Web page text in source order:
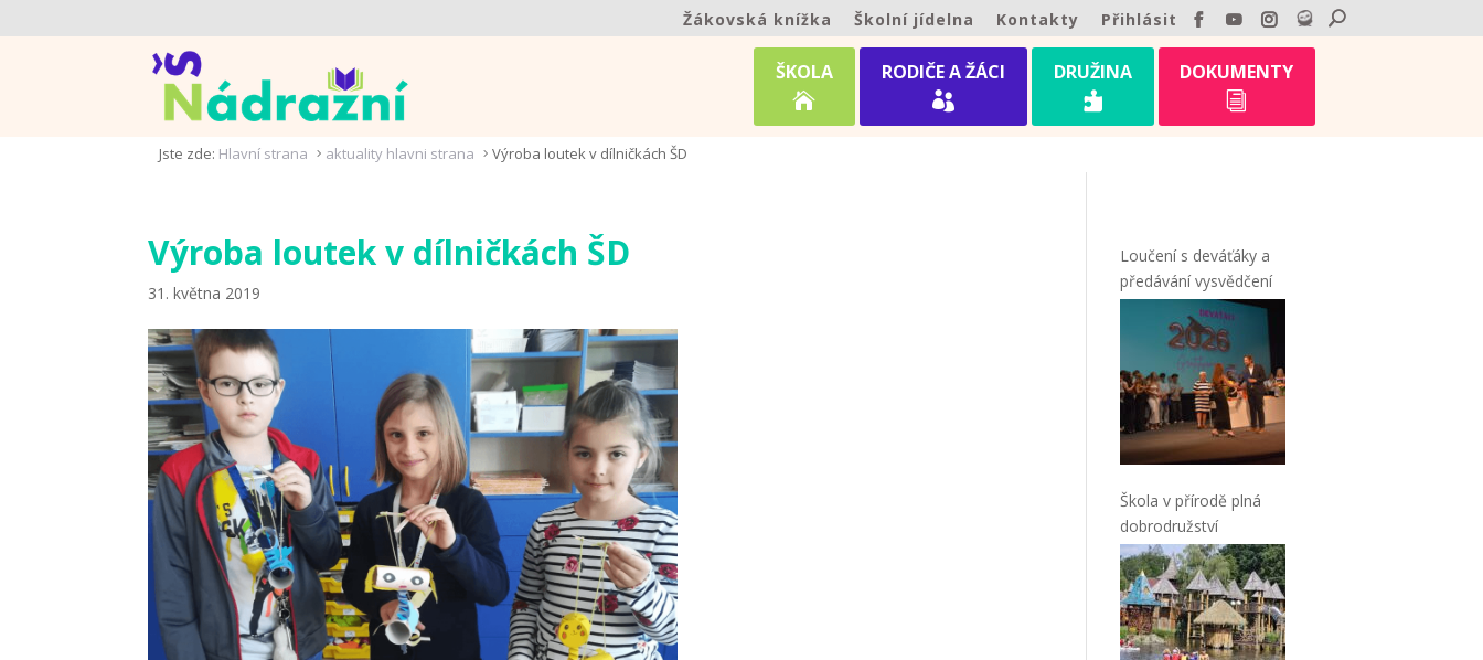
Žákovská knížka Školní jídelna Kontakty Přihlásit
ŠKOLA

RODIČE A ŽÁCI

DRUŽINA

DOKUMENTY
i
Jste zde: Hlavní strana 5 aktuality hlavni strana 5Výroba loutek v dílničkách ŠD
Výroba loutek v dílničkách ŠD
31. května 2019
Loučení s deváťáky a
předávání vysvědčení
Škola v přírodě plná
dobrodružství